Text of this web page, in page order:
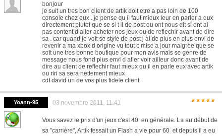
bonjour
je suit un tres bon client de artik doit etre a pas loin de 100
console chez eux . je pense qu il faut mieux leur en parler a eux
directement plutot que se si t il de post ou ont nous dit si ont ai
pas content d aller acheter nos jeux ou de reflechir avant de dire
sa . car quand je voit se style de post j ai de plus en plus envi de
revenir a ma xbox d origine vu tout c mise a jour malgrée que se
soit une tres bonne boutique pour mon avis mais se genre de
message nous fond plus envi d aller voir ailleur donc avant de
dire au client de reflechir faut mieux qu il en parle eux avec artik
ou riri sa sera nettement mieux
cdt david un de vos plus fidele client
Yoann-95 03 novembre 2011, 11:41 *****
Vous savez le prix d'un jeux c'est 40  en générale. La au début de
sa "carrière", Artik fessait un Flash a vie pour 60  et depuis il a eu